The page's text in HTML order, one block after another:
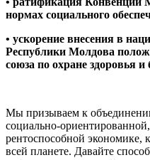
нормах социального
• ускорение внесения в
Республики Молдова
союза по охране здоровья и
Мы призываем к
социально-
рентоспособной экономике,
всей планете. Давайте